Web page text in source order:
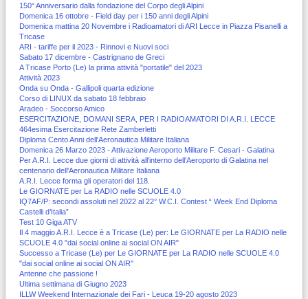
150° Anniversario dalla fondazione del Corpo degli Alpini
Domenica 16 ottobre - Field day per i 150 anni degli Alpini
Domenica mattina 20 Novembre i Radioamatori di ARI Lecce in Piazza Pisanelli a
Tricase
ARI - tariffe per il 2023 - Rinnovi e Nuovi soci
Sabato 17 dicembre - Castrignano de Greci
A Tricase Porto (Le) la prima attività "portatile" del 2023
Attività 2023
Onda su Onda - Gallipoli quarta edizione
Corso di LINUX da sabato 18 febbraio
Aradeo - Soccorso Amico
ESERCITAZIONE, DOMANI SERA, PER I RADIOAMATORI DI A.R.I. LECCE
464esima Esercitazione Rete Zamberletti
Diploma Cento Anni dell'Aeronautica Militare Italiana
Domenica 26 Marzo 2023 - Attivazione Aeroporto Militare F. Cesari - Galatina
Per A.R.I. Lecce due giorni di attività all'interno dell'Aeroporto di Galatina nel
centenario dell'Aeronautica Militare Italiana
A.R.I. Lecce forma gli operatori del 118.
Le GIORNATE per La RADIO nelle SCUOLE 4.0
IQ7AF/P: secondi assoluti nel 2022 al 22° W.C.I. Contest “ Week End Diploma
Castelli d’Italia”
Test 10 Giga ATV
Il 4 maggio A.R.I. Lecce è a Tricase (Le) per: Le GIORNATE per La RADIO nelle
SCUOLE 4.0 "dai social online ai social ON AIR"
Successo a Tricase (Le) per Le GIORNATE per La RADIO nelle SCUOLE 4.0
"dai social online ai social ON AIR"
Antenne che passione !
Ultima settimana di Giugno 2023
ILLW Weekend Internazionale dei Fari - Leuca 19-20 agosto 2023